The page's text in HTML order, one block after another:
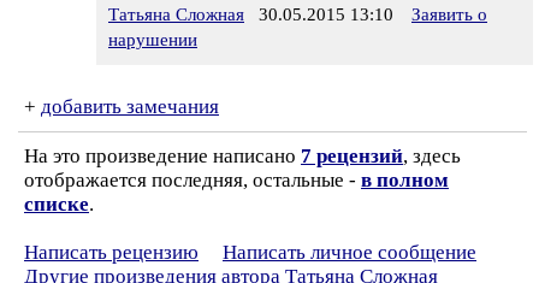
Татьяна Сложная 30.05.2015 13:10
Заявить о
нарушении
+ добавить замечания
На это произведение написано 7 рецензий, здесь
отображается последняя, остальные - в полном
списке.
Написать рецензию
Написать личное сообщение
Другие произведения автора Татьяна Сложная